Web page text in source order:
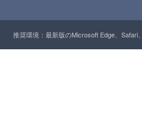
推奨環境：最新版のMicrosoft Edge、